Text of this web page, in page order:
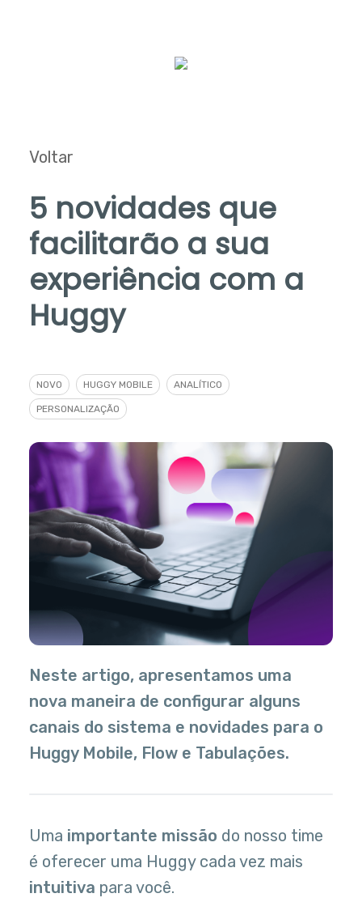
Voltar
5 novidades que
facilitarão a sua
experiência com a
Huggy
NOVO HUGGY MOBILE ANALÍTICO
PERSONALIZAÇÃO
Neste artigo, apresentamos uma
nova maneira de configurar alguns
canais do sistema e novidades para o
Huggy Mobile, Flow e Tabulações.
Uma importante missão do nosso time
é oferecer uma Huggy cada vez mais
intuitiva para você.